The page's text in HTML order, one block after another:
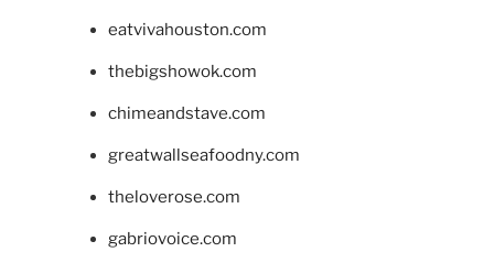
eatvivahouston.com
thebigshowok.com
chimeandstave.com
greatwallseafoodny.com
theloverose.com
gabriovoice.com